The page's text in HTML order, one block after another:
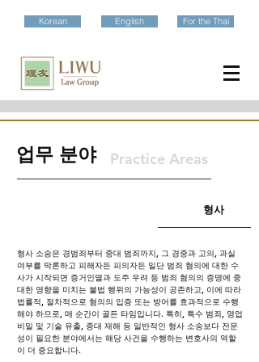
Korean English For the Thai
​업무 분야 Practice Areas
형사
형사 소송은 경범죄부터 중대 범죄까지, 그 경중과 고의, 과실
여부를 막론하고 피해자든 피의자든 일단 범죄 혐의에 대한 수
사가 시작되면 증거인멸과 도주 우려 등 범죄 혐의의 증명에 중
대한 영향을 미치는 불법 행위의 가능성이 공존하고, 이에 따라
법률적, 절차적으로 혐의의 입증 또는 방어를 효과적으로 수행
해야 하므로, 매 순간이 골든 타임입니다. 특히, 특수 범죄, 영업
비밀 및 기술 유출, 중대 재해 등 일반적인 형사 소송보다 전문
성이 필요한 분야에서는 해당 사건을 수행하는 변호사의 역할
이 더 중요합니다.